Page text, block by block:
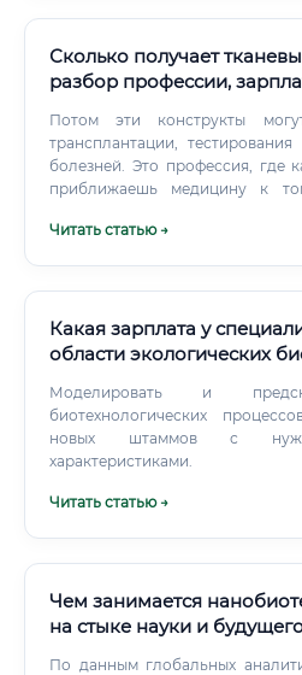
аромат слишком резкий,
конкуренции.
Сколько получает
разбор профессии,
Потом эти конструкты
трансплантации,
болезней. Это профессия, где
приближаешь медицину к
Читать статью →
Какая зарплата у
области экологических
Моделировать и
биотехнологических
новых штаммов с
характеристиками.
Читать статью →
Чем занимается
на стыке науки и
По данным глобальных